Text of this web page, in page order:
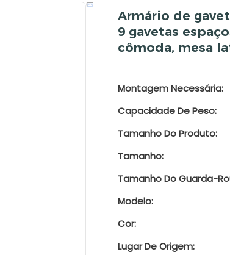
Armário de
9 gavetas
cômoda, mesa
Montagem Necessária:
Capacidade De Peso:
Tamanho Do Produto:
Tamanho:
Tamanho Do Guarda-
Modelo:
Cor:
Lugar De Origem: